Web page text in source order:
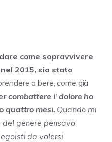
come sopravvivere
2015, sia stato
a bere, come già
combattere il dolore ho
quattro mesi. Quando mi
genere pensavo
egoisti da volersi